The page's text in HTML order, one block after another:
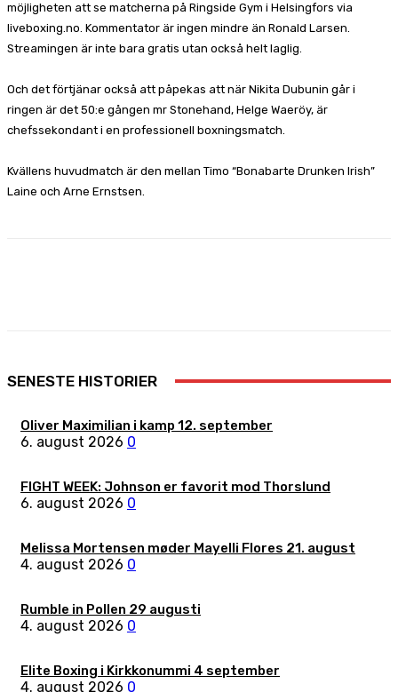
möjligheten att se matcherna på Ringside Gym i Helsingfors via
liveboxing.no. Kommentator är ingen mindre än Ronald Larsen.
Streamingen är inte bara gratis utan också helt laglig.
Och det förtjänar också att påpekas att när Nikita Dubunin går i
ringen är det 50:e gången mr Stonehand, Helge Waeröy, är
chefssekondant i en professionell boxningsmatch.
Kvällens huvudmatch är den mellan Timo “Bonabarte Drunken Irish”
Laine och Arne Ernstsen.
SENESTE HISTORIER
Oliver Maximilian i kamp 12. september
6. august 2026 0
FIGHT WEEK: Johnson er favorit mod Thorslund
6. august 2026 0
Melissa Mortensen møder Mayelli Flores 21. august
4. august 2026 0
Rumble in Pollen 29 augusti
4. august 2026 0
Elite Boxing i Kirkkonummi 4 september
4. august 2026 0